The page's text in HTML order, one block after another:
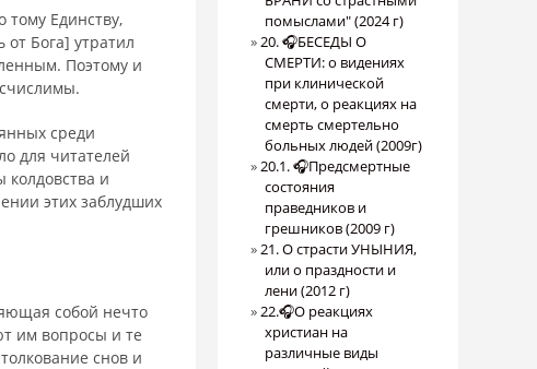
Единству,
Бога] утратил
Поэтому и
среди
для читателей
и
этих заблудших
собой нечто
им вопросы и те
снов и
помыслами" (2024 г)
20. 🎧БЕСЕДЫ О
СМЕРТИ: о видениях
при клинической
смерти, о реакциях на
смерть смертельно
больных людей (2009г)
20.1. 🎧Предсмертные
состояния
праведников и
грешников (2009 г)
21. О страсти УНЫНИЯ,
или о праздности и
лени (2012 г)
22.🎧О реакциях
христиан на
различные виды